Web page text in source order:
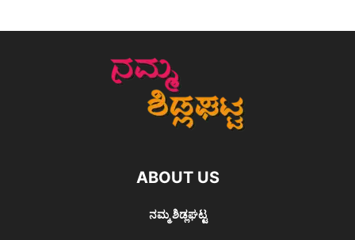
ABOUT US
ನಮ್ಮ ಶಿಡ್ಲಘಟ್ಟ